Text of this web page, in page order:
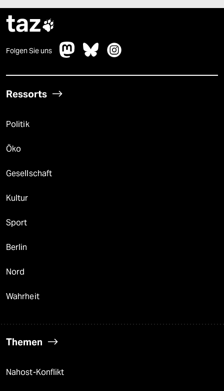
taz
Folgen Sie uns
Ressorts
Politik
Öko
Gesellschaft
Kultur
Sport
Berlin
Nord
Wahrheit
Themen
Nahost-Konflikt